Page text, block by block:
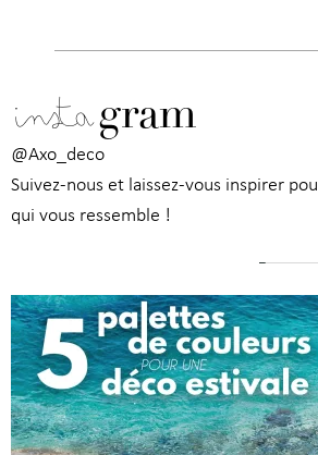
instagram
@Axo_deco
Suivez-nous et laissez-vous inspirer
qui vous ressemble !